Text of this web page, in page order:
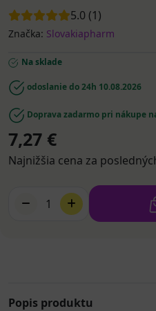
5.0 (1)
Značka: Slovakiapharm
Na sklade
odoslanie do 24h 10.08.2026
Doprava zadarmo pri nákupe
7,27 €
Najnižšia cena za
1
Popis produktu